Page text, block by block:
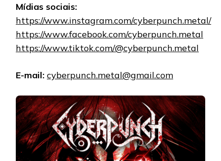
Mídias sociais:
https://www.instagram.com/cyberpunch.metal/
https://www.facebook.com/cyberpunch.metal
https://www.tiktok.com/@cyberpunch.metal
E-mail: cyberpunch.metal@gmail.com